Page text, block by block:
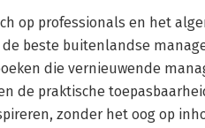
op professionals en het
beste buitenlandse
die vernieuwende
de praktische
zonder het oog op